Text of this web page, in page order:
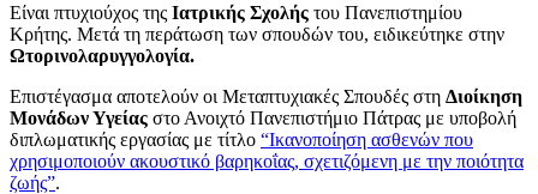
Είναι πτυχιούχος της Ιατρικής Σχολής του Πανεπιστημίου
Κρήτης. Μετά τη περάτωση των σπουδών του, ειδικεύτηκε στην
Ωτορινολαρυγγολογία.
Επιστέγασμα αποτελούν οι Μεταπτυχιακές Σπουδές στη Διοίκηση
Μονάδων Υγείας στο Ανοιχτό Πανεπιστήμιο Πάτρας με υποβολή
διπλωματικής εργασίας με τίτλο “Ικανοποίηση ασθενών που
χρησιμοποιούν ακουστικό βαρηκοΐας, σχετιζόμενη με την ποιότητα
ζωής”.